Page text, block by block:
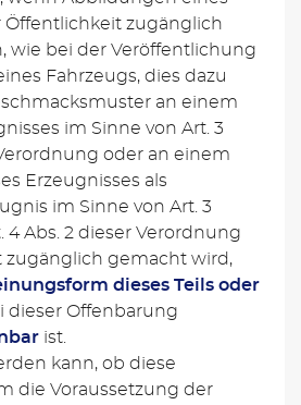
Öffentlichkeit zugänglich
wie bei der Veröffentlichung
Fahrzeugs, dies dazu
an einem
im Sinne von Art. 3
oder an einem
Erzeugnisses als
im Sinne von Art. 3
4 Abs. 2 dieser Verordnung
zugänglich gemacht wird,
dieses Teils oder
dieser Offenbarung
ist.
kann, ob diese
die Voraussetzung der